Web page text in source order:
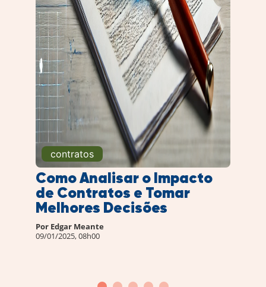
contratos
Como Analisar o Impacto
de Contratos e Tomar
Melhores Decisões
Por Edgar Meante
09/01/2025, 08h00